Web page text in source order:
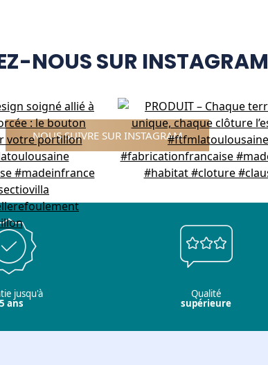
NOUS SUR INSTAGRAM
NOUS SUIVRE SUR INSTAGRAM
jusqu'à
ans
Qualité
supérieure